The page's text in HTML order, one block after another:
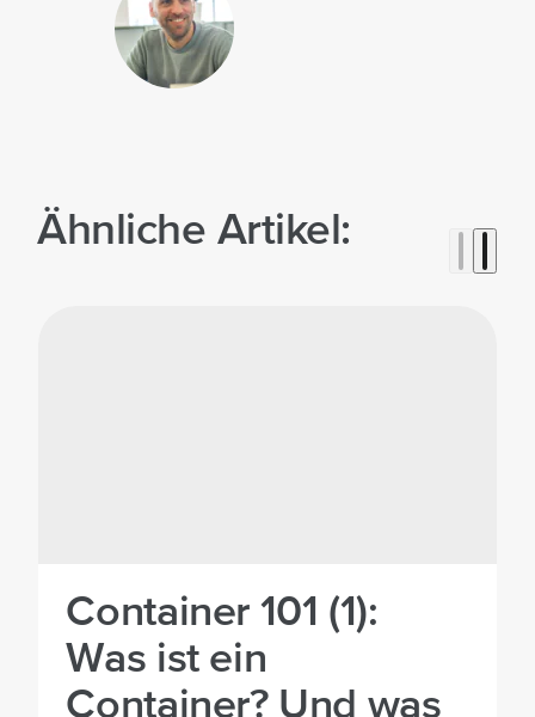
Ähnliche Artikel:
Container 101 (1):
Was ist ein
Container? Und was